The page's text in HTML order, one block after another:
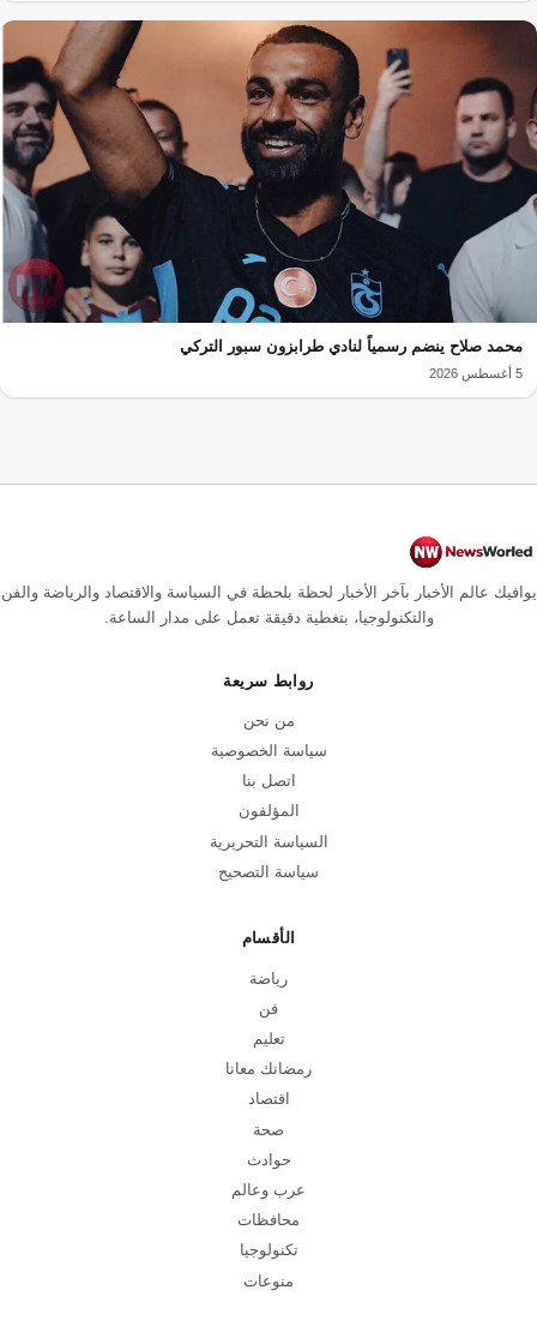
محمد صلاح ينضم رسمياً لنادي طرابزون سبور التركي
5 أغسطس 2026
يوافيك عالم الأخبار بآخر الأخبار لحظة بلحظة في السياسة والاقتصاد والرياضة والفن
والتكنولوجيا، بتغطية دقيقة تعمل على مدار الساعة.
روابط سريعة
من نحن
سياسة الخصوصية
اتصل بنا
المؤلفون
السياسة التحريرية
سياسة التصحيح
الأقسام
رياضة
فن
تعليم
رمضانك معانا
اقتصاد
صحة
حوادث
عرب وعالم
محافظات
تكنولوجيا
منوعات